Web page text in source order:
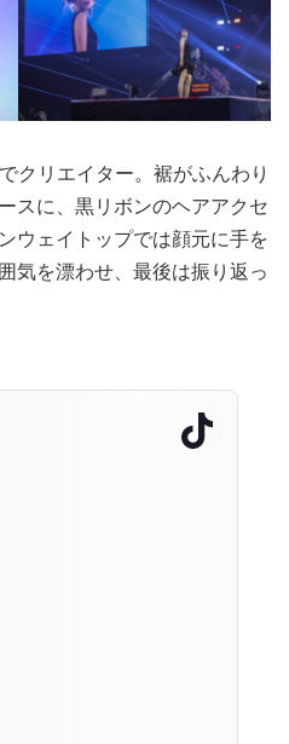
クリエイター。裾がふんわり
スに、黒リボンのヘアアクセ
ウェイトップでは顔元に手を
気を漂わせ、最後は振り返っ